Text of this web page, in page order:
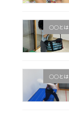
○○とは
○○とは